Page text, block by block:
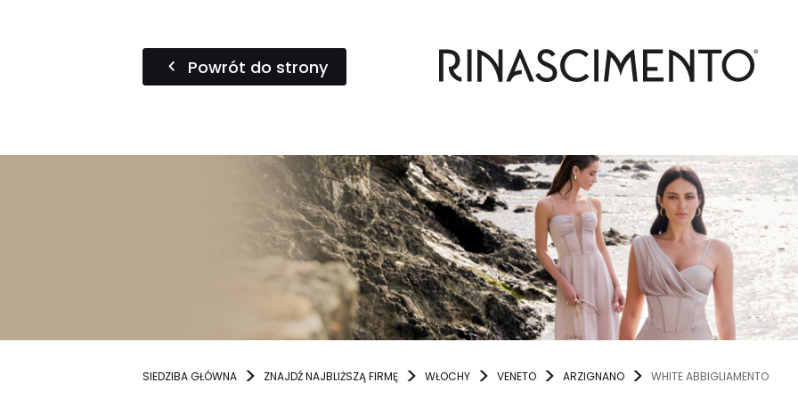
Powrót do strony
SIEDZIBA GŁÓWNA ZNAJDŹ NAJBLIŻSZĄ FIRMĘ WŁOCHY VENETO ARZIGNANO WHITE ABBIGLIAMENTO